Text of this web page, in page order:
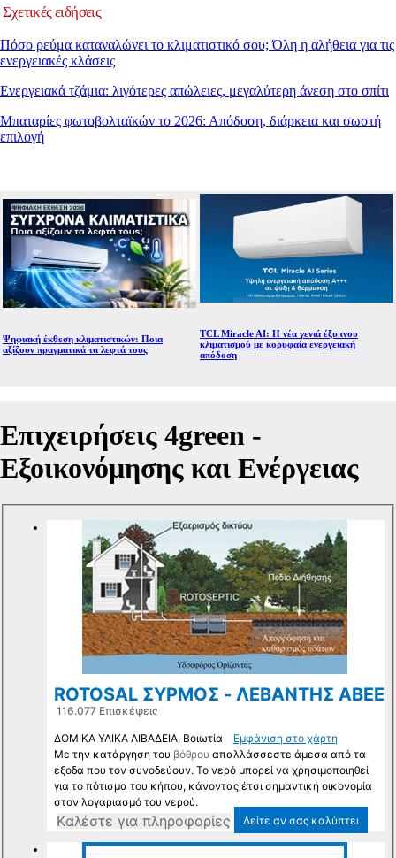
Σχετικές ειδήσεις
Πόσο ρεύμα καταναλώνει το κλιματιστικό σου; Όλη η αλήθεια για τις
ενεργειακές κλάσεις
Ενεργειακά τζάμια: λιγότερες απώλειες, μεγαλύτερη άνεση στο σπίτι
Μπαταρίες φωτοβολταϊκών το 2026: Απόδοση, διάρκεια και σωστή
επιλογή
Ψηφιακή έκθεση κλιματιστικών: Ποια
αξίζουν πραγματικά τα λεφτά τους
TCL Miracle AI: Η νέα γενιά έξυπνου
κλιματισμού με κορυφαία ενεργειακή
απόδοση